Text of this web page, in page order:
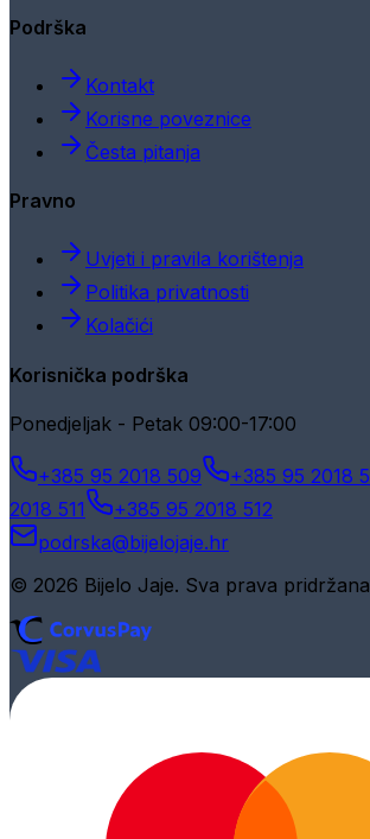
Podrška
Kontakt
Korisne poveznice
Česta pitanja
Pravno
Uvjeti i pravila korištenja
Politika privatnosti
Kolačići
Korisnička podrška
Ponedjeljak - Petak 09:00-17:00
+385 95 2018 509 +385 95 2018
2018 511
+385 95 2018 512
podrska@bijelojaje.hr
© 2026 Bijelo Jaje. Sva prava